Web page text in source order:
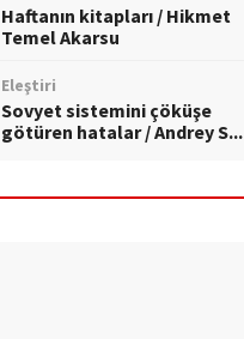
Haftanın kitapları / Hikmet
Temel Akarsu
Eleştiri
Sovyet sistemini çöküşe
götüren hatalar / Andrey S...